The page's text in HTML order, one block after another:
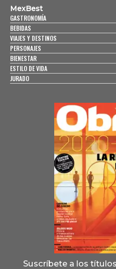
MexBest
GASTRONOMÍA
BEBIDAS
VIAJES Y DESTINOS
PERSONAJES
BIENESTAR
ESTILO DE VIDA
JURADO
Suscríbete a los